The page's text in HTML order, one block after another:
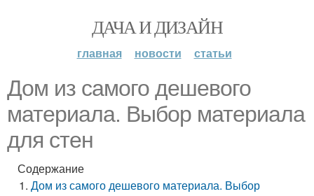
ДАЧА И ДИЗАЙН
главная новости статьи
Дом из самого дешевого
материала. Выбор материала
для стен
Содержание
Дом из самого дешевого материала. Выбор